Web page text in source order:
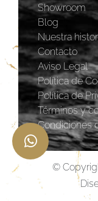
Showroom
Blog
Nuestra
Contacto
Aviso Legal
Política de
Política de
Términos y
Condiciones
©